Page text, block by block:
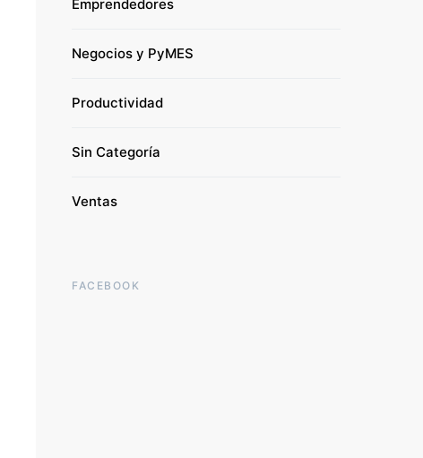
Emprendedores
Negocios y PyMES
Productividad
Sin Categoría
Ventas
FACEBOOK